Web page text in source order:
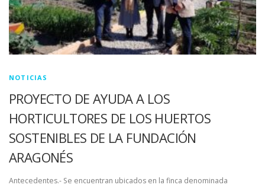
NOTICIAS
PROYECTO DE AYUDA A LOS
HORTICULTORES DE LOS HUERTOS
SOSTENIBLES DE LA FUNDACIÓN
ARAGONÉS
Antecedentes.- Se encuentran ubicados en la finca denominada